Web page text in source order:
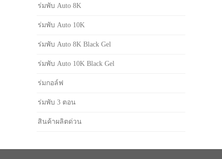
ร่มพับ Auto 8K
ร่มพับ Auto 10K
ร่มพับ Auto 8K Black Gel
ร่มพับ Auto 10K Black Gel
ร่มกอล์ฟ
ร่มพับ 3 ตอน
สินค้าผลิตด่วน